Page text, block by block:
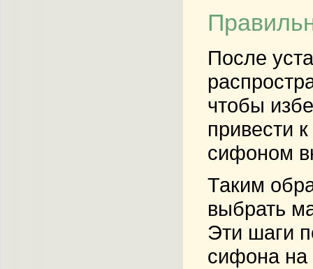
После
чтобы
привести
сифоном
Таким
выбрать
Эти шаги
сифона на